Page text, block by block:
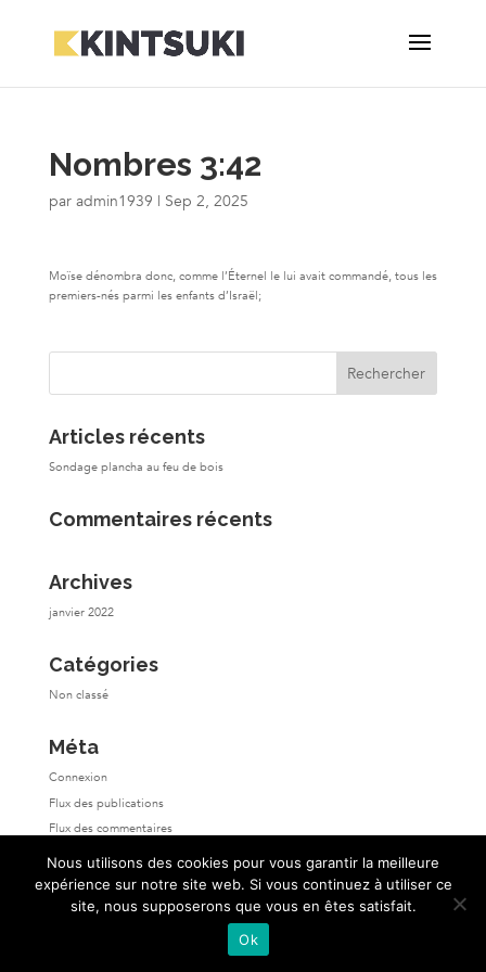
Nombres 3:42
par admin1939 | Sep 2, 2025
Moïse dénombra donc, comme l’Éternel le lui avait commandé, tous les
premiers-nés parmi les enfants d’Israël;
Articles récents
Sondage plancha au feu de bois
Commentaires récents
Archives
janvier 2022
Catégories
Non classé
Méta
Connexion
Flux des publications
Flux des commentaires
Site de WordPress-FR
Nous utilisons des cookies pour vous garantir la meilleure
expérience sur notre site web. Si vous continuez à utiliser ce
site, nous supposerons que vous en êtes satisfait.
Ok